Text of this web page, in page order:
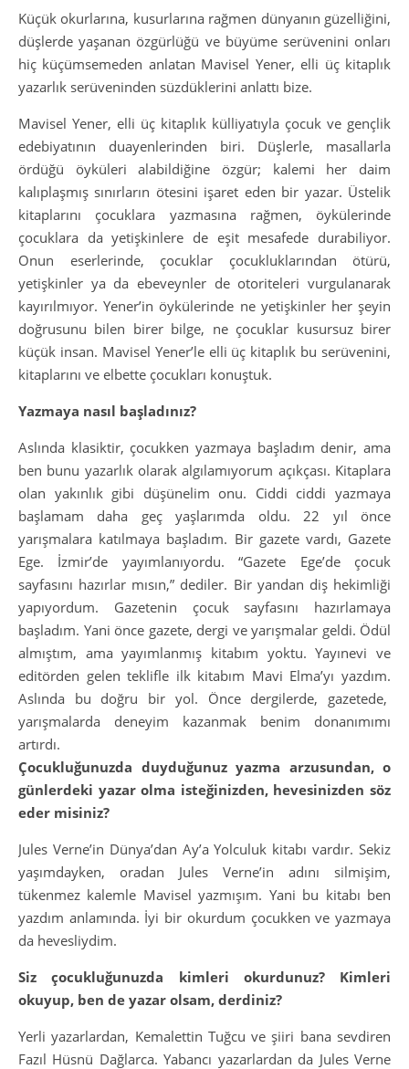
Küçük okurlarına, kusurlarına rağmen dünyanın güzelliğini,
düşlerde yaşanan özgürlüğü ve büyüme serüvenini onları
hiç küçümsemeden anlatan Mavisel Yener, elli üç kitaplık
yazarlık serüveninden süzdüklerini anlattı bize.
Mavisel Yener, elli üç kitaplık külliyatıyla çocuk ve gençlik
edebiyatının duayenlerinden biri. Düşlerle, masallarla
ördüğü öyküleri alabildiğine özgür; kalemi her daim
kalıplaşmış sınırların ötesini işaret eden bir yazar. Üstelik
kitaplarını çocuklara yazmasına rağmen, öykülerinde
çocuklara da yetişkinlere de eşit mesafede durabiliyor.
Onun eserlerinde, çocuklar çocukluklarından ötürü,
yetişkinler ya da ebeveynler de otoriteleri vurgulanarak
kayırılmıyor. Yener’in öykülerinde ne yetişkinler her şeyin
doğrusunu bilen birer bilge, ne çocuklar kusursuz birer
küçük insan. Mavisel Yener’le elli üç kitaplık bu serüvenini,
kitaplarını ve elbette çocukları konuştuk.
Yazmaya nasıl başladınız?
Aslında klasiktir, çocukken yazmaya başladım denir, ama
ben bunu yazarlık olarak algılamıyorum açıkçası. Kitaplara
olan yakınlık gibi düşünelim onu. Ciddi ciddi yazmaya
başlamam daha geç yaşlarımda oldu. 22 yıl önce
yarışmalara katılmaya başladım. Bir gazete vardı, Gazete
Ege. İzmir’de yayımlanıyordu. “Gazete Ege’de çocuk
sayfasını hazırlar mısın,” dediler. Bir yandan diş hekimliği
yapıyordum. Gazetenin çocuk sayfasını hazırlamaya
başladım. Yani önce gazete, dergi ve yarışmalar geldi. Ödül
almıştım, ama yayımlanmış kitabım yoktu. Yayınevi ve
editörden gelen teklifle ilk kitabım Mavi Elma’yı yazdım.
Aslında bu doğru bir yol. Önce dergilerde, gazetede,
yarışmalarda deneyim kazanmak benim donanımımı
artırdı.
Çocukluğunuzda duyduğunuz yazma arzusundan, o
günlerdeki yazar olma isteğinizden, hevesinizden söz
eder misiniz?
Jules Verne’in Dünya’dan Ay’a Yolculuk kitabı vardır. Sekiz
yaşımdayken, oradan Jules Verne’in adını silmişim,
tükenmez kalemle Mavisel yazmışım. Yani bu kitabı ben
yazdım anlamında. İyi bir okurdum çocukken ve yazmaya
da hevesliydim.
Siz çocukluğunuzda kimleri okurdunuz? Kimleri
okuyup, ben de yazar olsam, derdiniz?
Yerli yazarlardan, Kemalettin Tuğcu ve şiiri bana sevdiren
Fazıl Hüsnü Dağlarca. Yabancı yazarlardan da Jules Verne